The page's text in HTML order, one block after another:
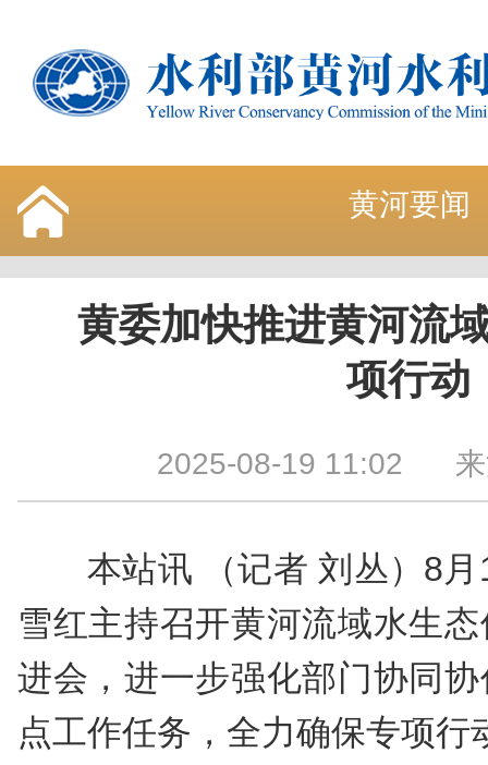
黄河要闻
黄委加快推进黄河流
项行动
2025-08-19 11:02 来
本站讯 （记者 刘丛）8
雪红主持召开黄河流域水生
进会，进一步强化部门协同
点工作任务，全力确保专项行